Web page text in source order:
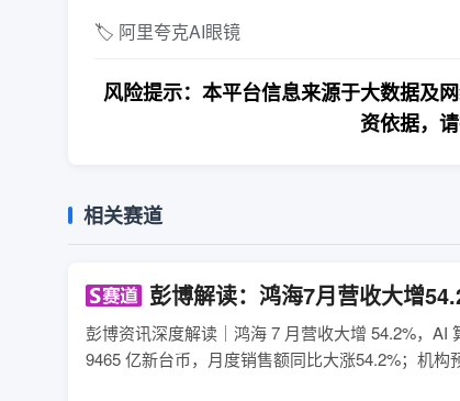
🏷️ 阿里夸克AI眼镜
风险提示：本平台信息来源于大数据及
资依据，
相关赛道
彭博解读：鸿海7月营收大增
彭博资讯深度解读｜鸿海 7 月营收大增 54.2%，
9465 亿新台币，月度销售额同比大涨54.2%；机构